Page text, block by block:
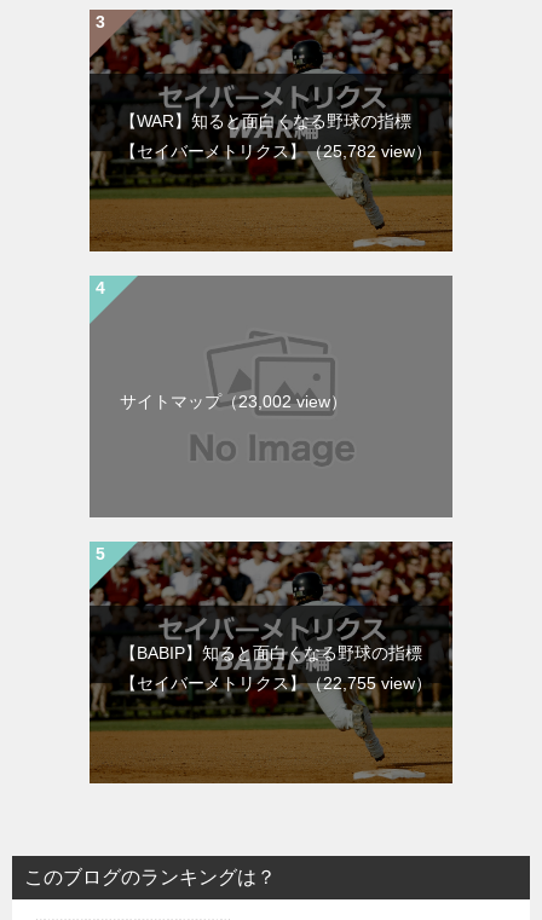
【WAR】知ると面白くなる野球の指標
【セイバーメトリクス】（25,782 view）
サイトマップ（23,002 view）
【BABIP】知ると面白くなる野球の指標
【セイバーメトリクス】（22,755 view）
このブログのランキングは？